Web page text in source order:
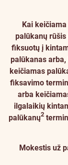
Kai keičiama
palūkanų rūšis
fiksuotų į
palūkanas arba,
keičiamas
fiksavimo
arba
ilgalaikių
palūkanų2
Mokestis už